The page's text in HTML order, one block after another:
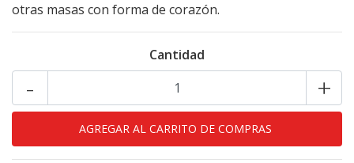
otras masas con forma de corazón.
Cantidad
+
-